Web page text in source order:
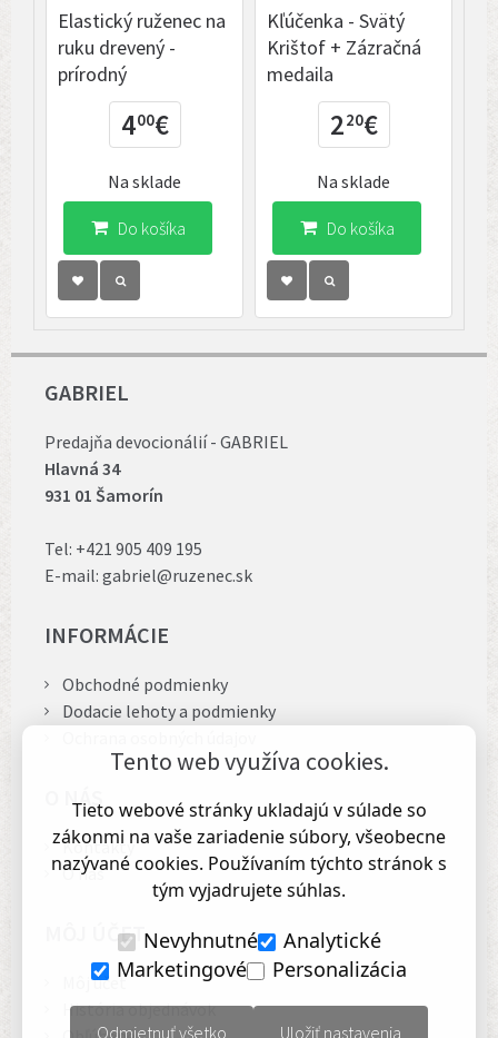
Elastický ruženec na
ruku drevený -
prírodný
400€
Do košíka
Na sklade
Kľúčenka - Svätý
Krištof + Zázračná
medaila
220€
Do košíka
Na sklade
GABRIEL
Predajňa devocionálií - GABRIEL
Hlavná 34
931 01 Šamorín
Tel: +421 905 409 195
E-mail: gabriel@ruzenec.sk
INFORMÁCIE
Obchodné podmienky
Dodacie lehoty a podmienky
O NÁS
Kontakty
O nás
MÔJ ÚČET
Môj účet
História objednávok
Tento web využíva cookies.
Tieto webové stránky ukladajú v súlade so
zákonmi na vaše zariadenie súbory, všeobecne
nazývané cookies. Používaním týchto stránok s
tým vyjadrujete súhlas.
Nevyhnutné
Analytické
Marketingové
Personalizácia
Odmietnuť všetko Uložiť nastavenia